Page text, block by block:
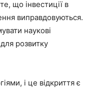
що інвестиції в
виправдовуються.
наукові
розвитку
і це відкриття є